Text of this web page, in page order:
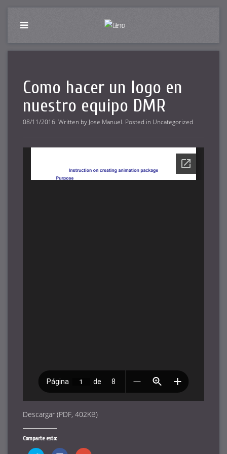
Como hacer un logo en
nuestro equipo DMR
08/11/2016. Written by Jose Manuel. Posted in Uncategorized
Descargar (PDF, 402KB)
Comparte esto: